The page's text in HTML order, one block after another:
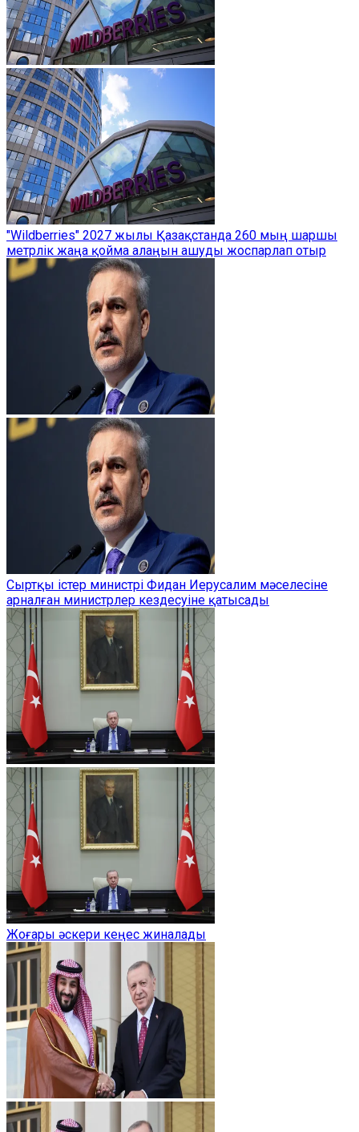
"Wildberries" 2027 жылы Қазақстанда 260 мың шаршы
метрлік жаңа қойма алаңын ашуды жоспарлап отыр
Сыртқы істер министрі Фидан Иерусалим мәселесіне
арналған министрлер кездесуіне қатысады
Жоғары әскери кеңес жиналады